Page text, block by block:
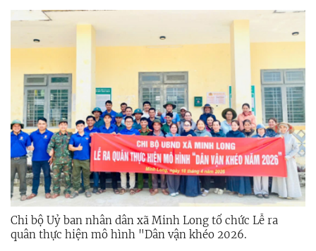
Chi bộ Uỷ ban nhân dân xã Minh Long tổ chức Lễ ra
quân thực hiện mô hình "Dân vận khéo 2026.